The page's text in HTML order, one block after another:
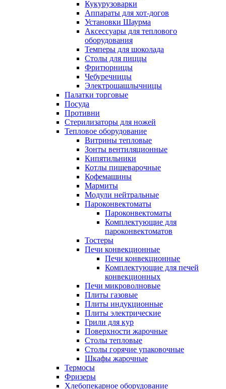
Кукурузоварки
Аппараты для хот-догов
Установки Шаурма
Аксессуары для теплового
оборудования
Темперы для шоколада
Столы для пиццы
Фритюрницы
Чебуречницы
Электрошашлычницы
Палатки торговые
Посуда
Противни
Стерилизаторы для ножей
Тепловое оборудование
Витрины тепловые
Зонты вентиляционные
Кипятильники
Котлы пищеварочные
Кофемашины
Мармиты
Модули нейтральные
Пароконвектоматы
Пароконвектоматы
Комплектующие для
пароконвектоматов
Тостеры
Печи конвекционные
Печи конвекционные
Комплектующие для печей
конвекционных
Печи микроволновые
Плиты газовые
Плиты индукционные
Плиты электрические
Грили для кур
Поверхности жарочные
Столы тепловые
Столы горячие упаковочные
Шкафы жарочные
Термосы
Фризеры
Хлебопекарное оборудование